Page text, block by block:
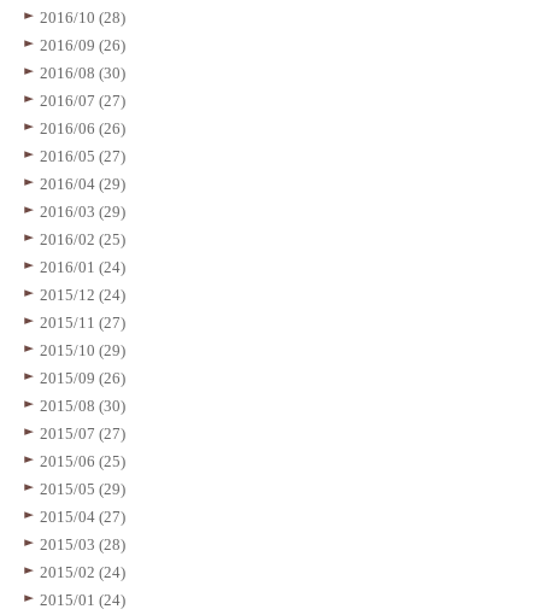
2016/10 (28)
2016/09 (26)
2016/08 (30)
2016/07 (27)
2016/06 (26)
2016/05 (27)
2016/04 (29)
2016/03 (29)
2016/02 (25)
2016/01 (24)
2015/12 (24)
2015/11 (27)
2015/10 (29)
2015/09 (26)
2015/08 (30)
2015/07 (27)
2015/06 (25)
2015/05 (29)
2015/04 (27)
2015/03 (28)
2015/02 (24)
2015/01 (24)